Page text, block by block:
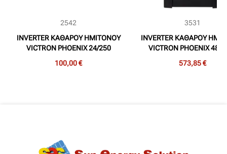
2542
INVERTER ΚΑΘΑΡΟΥ ΗΜΙΤΟΝΟΥ
VICTRON PHOENIX 24/250
VE.DIRECT SCHUKO (250VA, 24V)
100,00 €
3531
INVERTER ΚΑΘΑΡΟΥ
VICTRON PHOENIX 48/
SMART (2.000VA
573,85 €